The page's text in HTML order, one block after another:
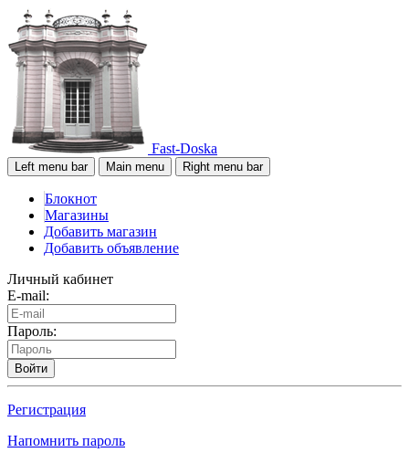
Fast-Doska
Left menu bar Main menu Right menu bar
Блокнот
Магазины
Добавить магазин
Добавить объявление
Личный кабинет
E-mail:
Пароль:
Войти
Регистрация
Напомнить пароль